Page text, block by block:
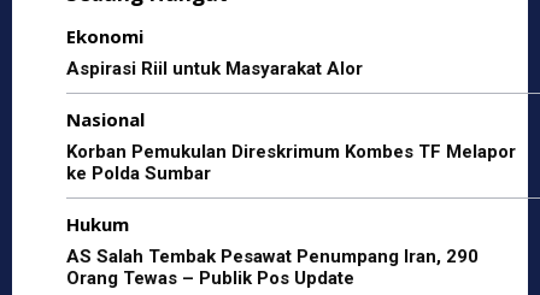
b
o
o
k
p
m
Ekonomi
Aspirasi Riil untuk Masyarakat Alor
Nasional
Korban Pemukulan Direskrimum Kombes TF Melapor
ke Polda Sumbar
Hukum
AS Salah Tembak Pesawat Penumpang Iran, 290
Orang Tewas – Publik Pos Update